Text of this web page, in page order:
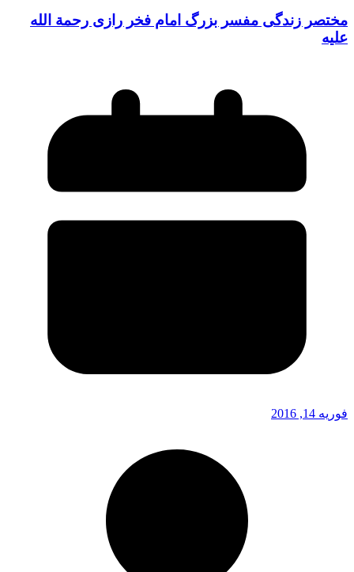
مختصر زندگی مفسر بزرگ امام فخر رازی رحمة الله
علیه
فوریه 14, 2016